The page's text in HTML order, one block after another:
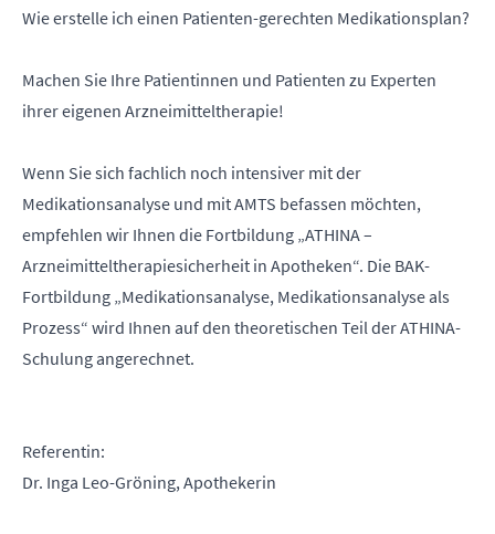
Wie erstelle ich einen Patienten-gerechten Medikationsplan?
Machen Sie Ihre Patientinnen und Patienten zu Experten
ihrer eigenen Arzneimitteltherapie!
Wenn Sie sich fachlich noch intensiver mit der
Medikationsanalyse und mit AMTS befassen möchten,
empfehlen wir Ihnen die Fortbildung „ATHINA –
Arzneimitteltherapiesicherheit in Apotheken“. Die BAK-
Fortbildung „Medikationsanalyse, Medikationsanalyse als
Prozess“ wird Ihnen auf den theoretischen Teil der ATHINA-
Schulung angerechnet.
Referentin:
Dr. Inga Leo-Gröning, Apothekerin